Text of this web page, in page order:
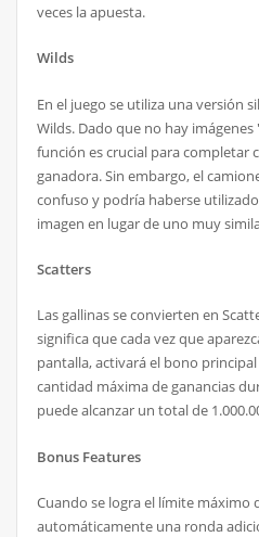
veces la apuesta.
Wilds
En el juego se utiliza una versión
Wilds. Dado que no hay
función es crucial para completar
ganadora. Sin embargo, el
confuso y podría haberse
imagen en lugar de uno muy
Scatters
Las gallinas se convierten en
significa que cada vez que
pantalla, activará el bono
cantidad máxima de ganancias
puede alcanzar un total de
Bonus Features
Cuando se logra el límite máximo
automáticamente una ronda